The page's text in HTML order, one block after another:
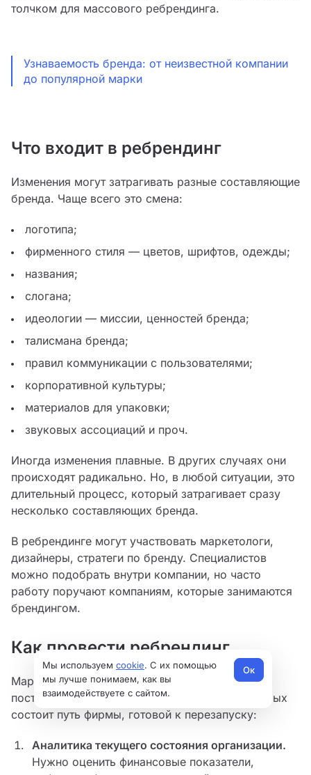
Мы используем cookie. С их помощью
мы лучше понимаем, как вы
взаимодействуете с сайтом.
Ок
толчком для массового ребрендинга.
Узнаваемость бренда: от неизвестной компании
до популярной марки
Что входит в ребрендинг
Изменения могут затрагивать разные составляющие
бренда. Чаще всего это смена:
логотипа;
фирменного стиля — цветов, шрифтов, одежды;
названия;
слогана;
идеологии — миссии, ценностей бренда;
талисмана бренда;
правил коммуникации с пользователями;
корпоративной культуры;
материалов для упаковки;
звуковых ассоциаций и проч.
Иногда изменения плавные. В других случаях они
происходят радикально. Но, в любой ситуации, это
длительный процесс, который затрагивает сразу
несколько составляющих бренда.
В ребрендинге могут участвовать маркетологи,
дизайнеры, стратеги по бренду. Специалистов
можно подобрать внутри компании, но часто
работу поручают компаниям, которые занимаются
брендингом.
Как провести ребрендинг
Маркетинговую кампанию нужно начать с
построения плана. Рассмотрим этапы, из которых
состоит путь фирмы, готовой к перезапуску:
Аналитика текущего состояния организации.
Нужно оценить финансовые показатели,